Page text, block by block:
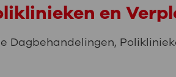
en
Dagbehandelingen,